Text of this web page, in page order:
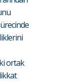
ortak